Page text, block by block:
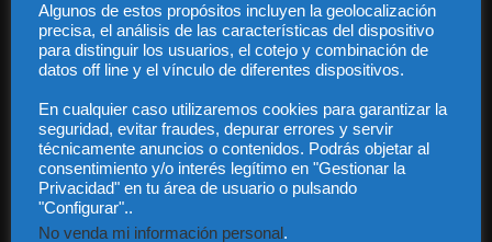
Quiénes somos
Legal
Privacidad
Guía Colaboradores
Contáctanos:info@diariojuridico.com
Algunos de estos propósitos incluyen la geolocalización
precisa, el análisis de las características del dispositivo
para distinguir los usuarios, el cotejo y combinación de
datos off line y el vínculo de diferentes dispositivos.
En cualquier caso utilizaremos cookies para garantizar la
seguridad, evitar fraudes, depurar errores y servir
técnicamente anuncios o contenidos. Podrás objetar al
consentimiento y/o interés legítimo en "Gestionar la
Privacidad" en tu área de usuario o pulsando
"Configurar"..
No venda mi información personal.